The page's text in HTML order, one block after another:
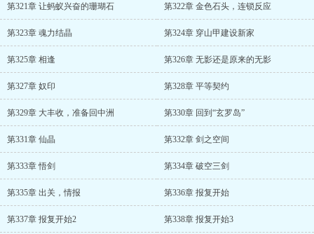
第321章 让蚂蚁兴奋的珊瑚石 第322章 金色石头，连锁反应
第323章 魂力结晶 第324章 穿山甲建设新家
第325章 相逢 第326章 无影还是原来的无影
第327章 奴印 第328章 平等契约
第329章 大丰收，准备回中洲 第330章 回到“玄罗岛”
第331章 仙晶 第332章 剑之空间
第333章 悟剑 第334章 破空三剑
第335章 出关，情报 第336章 报复开始
第337章 报复开始2 第338章 报复开始3